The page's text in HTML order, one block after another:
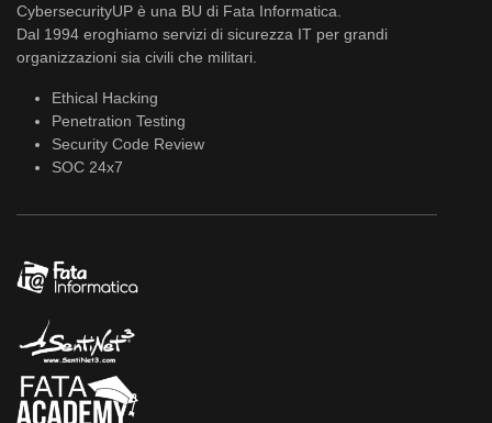
CybersecurityUP è una BU di Fata Informatica.
Dal 1994 eroghiamo servizi di sicurezza IT per grandi
organizzazioni sia civili che militari.
Ethical Hacking
Penetration Testing
Security Code Review
SOC 24x7